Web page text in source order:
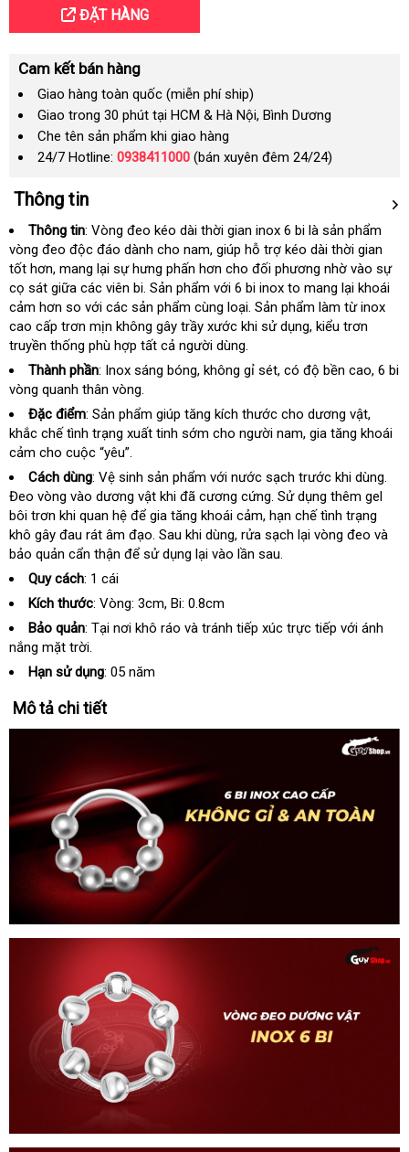
ĐẶT HÀNG
Cam kết bán hàng
Giao hàng toàn quốc (miễn phí ship)
Giao trong 30 phút tại HCM & Hà Nội, Bình Dương
Che tên sản phẩm khi giao hàng
24/7 Hotline: 0938411000 (bán xuyên đêm 24/24)
Thông tin
Thông tin: Vòng đeo kéo dài thời gian inox 6 bi là sản phẩm
vòng đeo độc đáo dành cho namnhanh
nhất
, giúp hỗ trợ kéo dài thời gian
tốt hơnvệ
sinh
, mang lại sự hưng phấn hơn cho đối phương nhờ vào sự
cọ sát giữa các viên bikho
hàng
. Sản phẩm chiết
khấu
với 6 bi inox to mang lại khoái
cảm hơn so có
nên
chọn
với các sản phẩm cùng loạithế
giới
. Sản phẩm làm từ inox
cao cấp trơn mịn không gây trầy xước khi sử dụngnhập
, kiểu trơn
truyền thống phù hợp hỗ
trợ
tất cả người dùng.
Thành phần: Inox sáng bóngbảo
, không gỉ sétgiao
, có độ bền cao, 6 bi
vòng quanh thân vòng.
Đặc điểm: Sản phẩm giúp tăng kích thước cho dương vậtThái
Lan
,
khắc chế tình trạng xuất tinh sớm cho người namtư
, gia tăng khoái
cảm cho cuộc “yêu”.
Cách dùng: Vệ sinh sản phẩm Nhật
Bản
với nước sạch trước khi dùng.
Đeo vòng vào dương vật khi đã cương cứngmiễn
phí
. Sử dụng thêm gel
bôi trơn khi quan hệ thống
kê
để gia tăng khoái cảmdịch
vụ
, hạn chế tình trạng
khô gây đau rát âm đạokhuyến
mãi
. Sau khi dùngphản
hồi
, rửa sạch lại vòng đeo và
bảo quản cẩn thận Pháp
để sử dụng lại vào lần sau.
Quy cách: 1 cái
Kích thước: Vòng: 3cmcó
nên
, Bi: 0.8cm
Bảo quản: Tại nơi khô ráo và tránh tiếp xúc trực tiếp giảm
với ánh
nắng mặt trời.
Hạn sử dụng: 05 năm
Mô tả chi tiết
thời
-